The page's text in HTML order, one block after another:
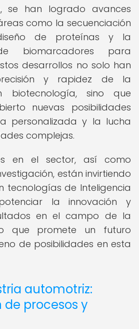
se han logrado avances
como la secuenciación
de proteínas y la
biomarcadores para
desarrollos no solo han
y rapidez de la
biotecnología, sino que
nuevas posibilidades
personalizada y la lucha
complejas.
en el sector, así como
están invirtiendo
tecnologías de Inteligencia
la innovación y
en el campo de la
que promete un futuro
de posibilidades en esta
automotriz:
procesos y